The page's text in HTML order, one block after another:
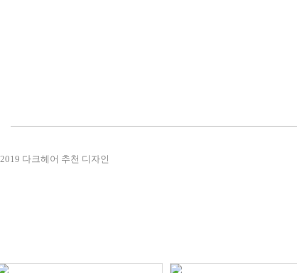
2019 다크헤어 추천 디자인